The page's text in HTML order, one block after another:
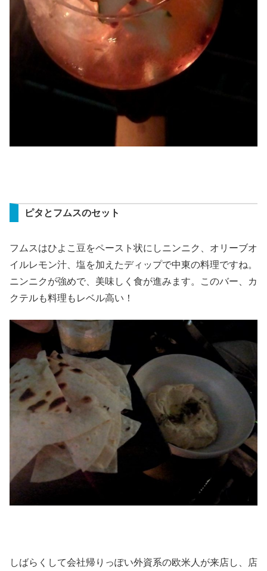
ピタとフムスのセット
フムスはひよこ豆をペースト状にしニンニク、オリーブオ
イルレモン汁、塩を加えたディップで中東の料理ですね。
ニンニクが強めで、美味しく食が進みます。このバー、カ
クテルも料理もレベル高い！
しばらくして会社帰りっぽい外資系の欧米人が来店し、店